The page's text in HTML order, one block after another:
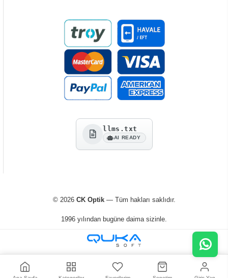
llms.txt
AI READY
© 2026 CK Optik— Tüm hakları saklıdır.
1996 yılından bugüne daima sizinle.